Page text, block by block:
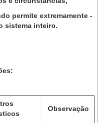
permite extremamente -
sistema inteiro.
Observação